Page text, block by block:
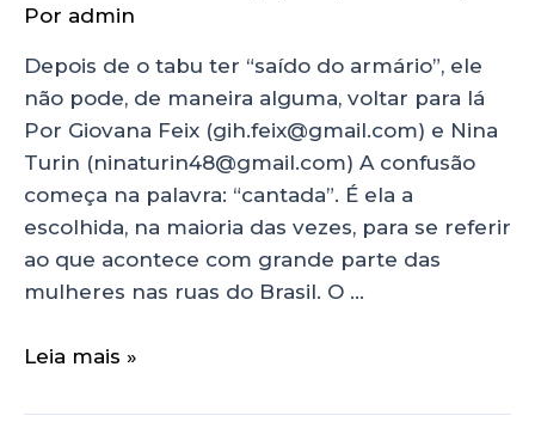
Por admin
Depois de o tabu ter “saído do armário”, ele
não pode, de maneira alguma, voltar para lá
Por Giovana Feix (gih.feix@gmail.com) e Nina
Turin (ninaturin48@gmail.com) A confusão
começa na palavra: “cantada”. É ela a
escolhida, na maioria das vezes, para se referir
ao que acontece com grande parte das
mulheres nas ruas do Brasil. O …
Leia mais »